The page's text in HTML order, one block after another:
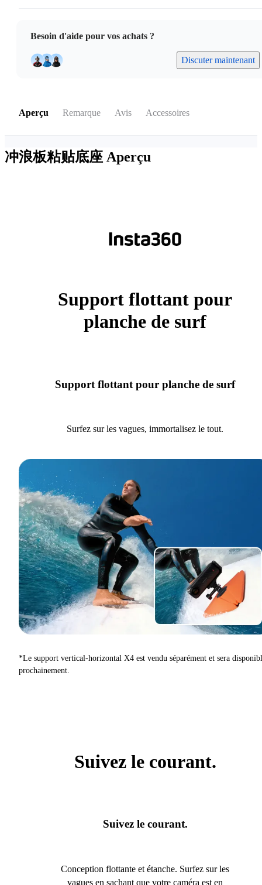
Besoin d'aide pour vos achats ?
Discuter maintenant
Aperçu Remarque Avis Accessoires
冲浪板粘贴底座 Aperçu
Support flottant pour
planche de surf
Support flottant pour planche de surf
Surfez sur les vagues, immortalisez le tout.
*Le support vertical-horizontal X4 est vendu séparément et sera
prochainement.
Suivez le courant.
Suivez le courant.
Conception flottante et étanche. Surfez sur les
vagues en sachant que votre caméra est en